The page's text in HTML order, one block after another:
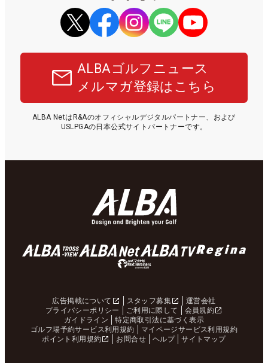
ALBAゴルフニュース
メルマガ登録はこちら
ALBA NetはR&Aのオフィシャルデジタルパートナー、および
USLPGAの日本公式サイトパートナーです。
広告掲載について スタッフ募集
運営会社
プライバシーポリシー
ご利用に際して
会員規約
ガイドライン
特定商取引法に基づく表示
ゴルフ場予約サービス利用規約
マイページサービス利用規約
ポイント利用規約
お問合せ ヘルプ サイトマップ